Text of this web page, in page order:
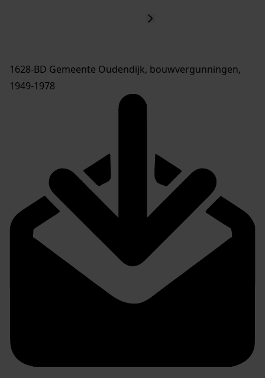
1628-BD Gemeente Oudendijk, bouwvergunningen,
1949-1978